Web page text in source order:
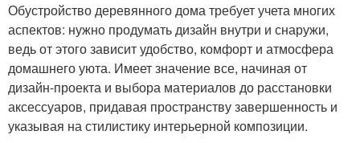
Обустройство деревянного дома требует учета многих
аспектов: нужно продумать дизайн внутри и снаружи,
ведь от этого зависит удобство, комфорт и атмосфера
домашнего уюта. Имеет значение все, начиная от
дизайн-проекта и выбора материалов до расстановки
аксессуаров, придавая пространству завершенность и
указывая на стилистику интерьерной композиции.